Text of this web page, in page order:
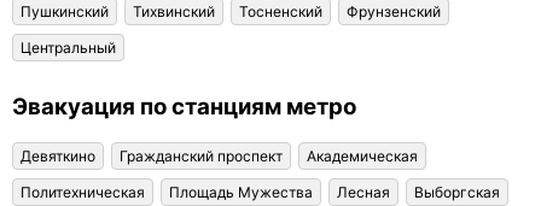
Пушкинский
Тихвинский Тосненский
Фрунзенский
Центральный
Эвакуация по станциям метро
Девяткино Гражданский проспект
Академическая
Политехническая
Площадь Мужества Лесная
Выборгская